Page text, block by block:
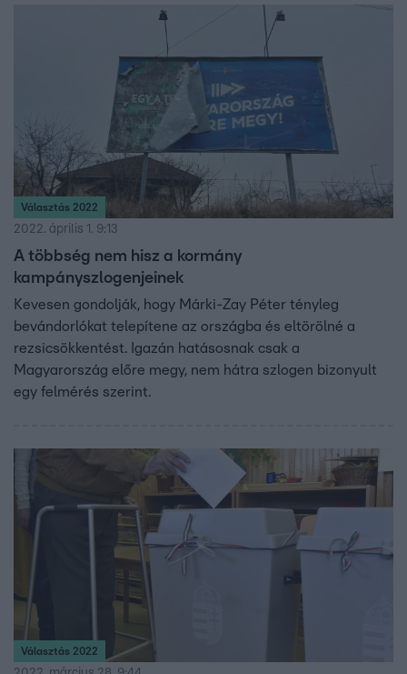
Választás 2022
2022. április 1. 9:13
A többség nem hisz a kormány
kampányszlogenjeinek
Kevesen gondolják, hogy Márki-Zay Péter tényleg
bevándorlókat telepítene az országba és eltörölné a
rezsicsökkentést. Igazán hatásosnak csak a
Magyarország előre megy, nem hátra szlogen bizonyult
egy felmérés szerint.
Választás 2022